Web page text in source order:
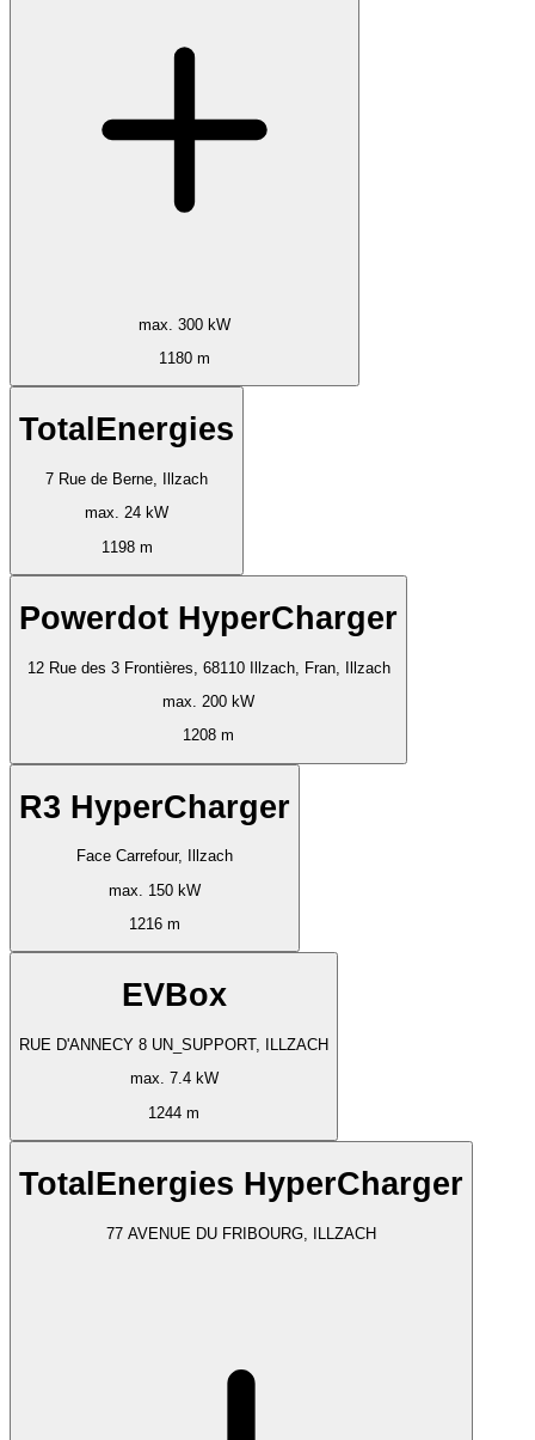
max. 300 kW
1180 m
TotalEnergies
7 Rue de Berne, Illzach
max. 24 kW
1198 m
Powerdot HyperCharger
12 Rue des 3 Frontières, 68110 Illzach, Fran, Illzach
max. 200 kW
1208 m
R3 HyperCharger
Face Carrefour, Illzach
max. 150 kW
1216 m
EVBox
RUE D'ANNECY 8 UN_SUPPORT, ILLZACH
max. 7.4 kW
1244 m
TotalEnergies HyperCharger
77 AVENUE DU FRIBOURG, ILLZACH